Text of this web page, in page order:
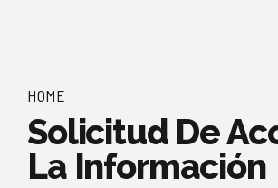
HOME
Solicitud De
La Información